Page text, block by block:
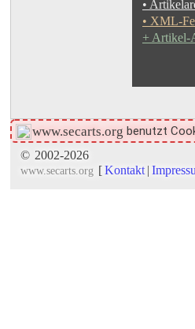
•
• XML-
+ Artikel-
www.secarts.org benutzt
© 2002-2026
www.secarts.org [ Kontakt |